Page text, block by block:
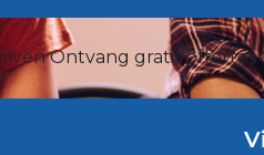
Ontvang gratis offertes